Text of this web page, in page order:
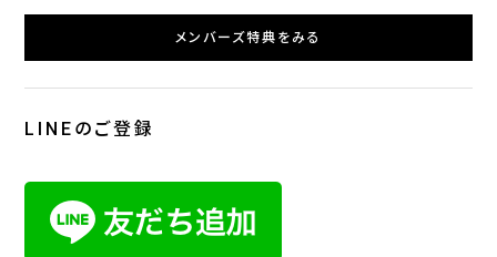
メンバーズ特典をみる
LINEのご登録